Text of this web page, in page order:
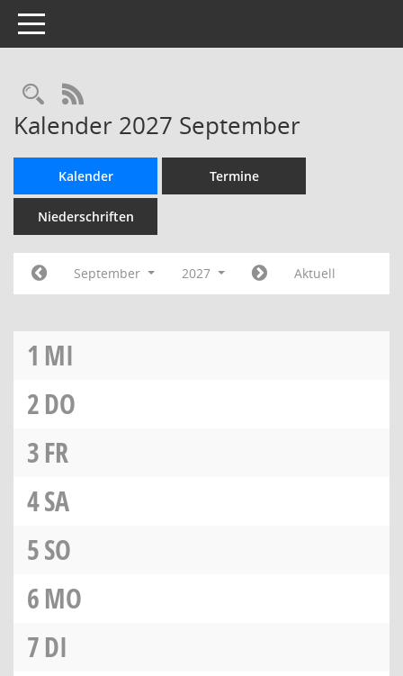
Toggle navigation
Rechercheauswahl
RSS-Feed
Kalender 2027 September
Kalender Termine
Niederschriften
September 2027 Aktuell
1 MI
2DO
3FR
4SA
5SO
6MO
7DI